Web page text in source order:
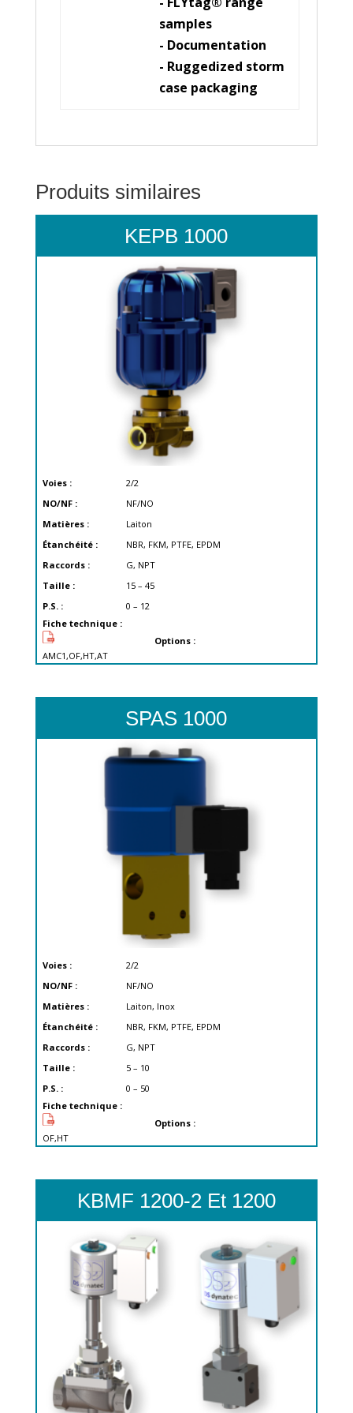
samples
- Documentation
- Ruggedized storm
case packaging
Produits similaires
KEPB 1000
Voies :
2/2
NO/NF :
NF/NO
Matières :
Laiton
Étanchéité :
NBR, FKM, PTFE, EPDM
Raccords :
G, NPT
Taille :
15 – 45
P.S. :
0 – 12
Fiche technique :
Options :
AMC1,OF,HT,AT
SPAS 1000
Voies :
2/2
NO/NF :
NF/NO
Matières :
Laiton, Inox
Étanchéité :
NBR, FKM, PTFE, EPDM
Raccords :
G, NPT
Taille :
5 – 10
P.S. :
0 – 50
Fiche technique :
Options :
OF,HT
KBMF 1200-2 Et 1200